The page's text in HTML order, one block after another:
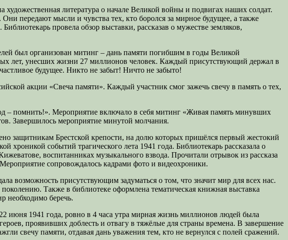
литература о начале Великой войны и подвигах наших солдат.
передают мысли и чувства тех, кто боролся за мирное будущее, а также
провела обзор выставки, рассказав о мужестве земляков,
был организован митинг – дань памяти погибшим в годы Великой
лет, унесших жизни 27 миллионов человек. Каждый присутствующий держал в
будущее. Никто не забыт! Ничто не забыто!
акции «Свеча памяти». Каждый участник смог зажечь свечу в память о тех,
– помнить!». Мероприятие включало в себя митинг «Живая память минувших
Завершилось мероприятие минутой молчания.
защитникам Брестской крепости, на долю которых пришёлся первый жестокий
хроникой событий трагического лета 1941 года. Библиотекарь рассказала о
воспитанниках музыкального взвода. Прочитали отрывок из рассказа
сопровождалось кадрами фото и видеохроники.
возможность присутствующим задуматься о том, что значит мир для всех нас.
поколению. Также в библиотеке оформлена тематическая книжная выставка
необходимо беречь.
июня 1941 года, ровно в 4 часа утра мирная жизнь миллионов людей была
проявивших доблесть и отвагу в тяжёлые для страны времена. В завершение
свечу памяти, отдавая дань уважения тем, кто не вернулся с полей сражений.